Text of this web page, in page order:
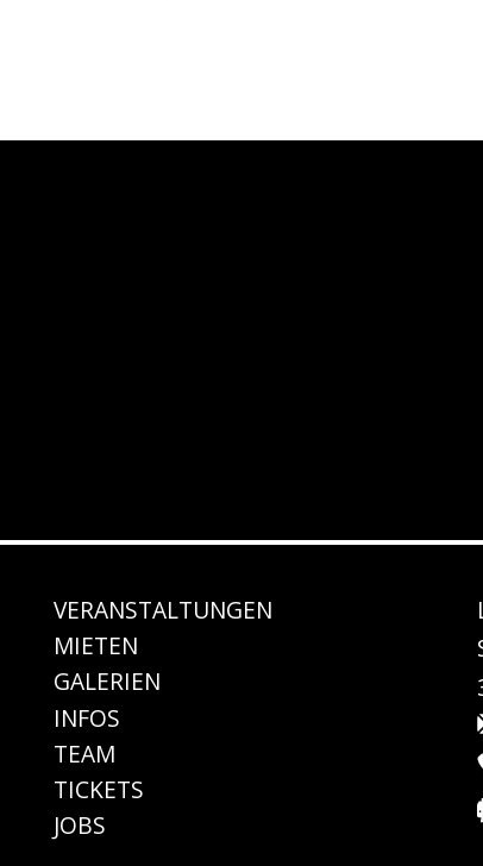
VERANSTALTUNGEN
MIETEN
GALERIEN
INFOS
TEAM
TICKETS
JOBS